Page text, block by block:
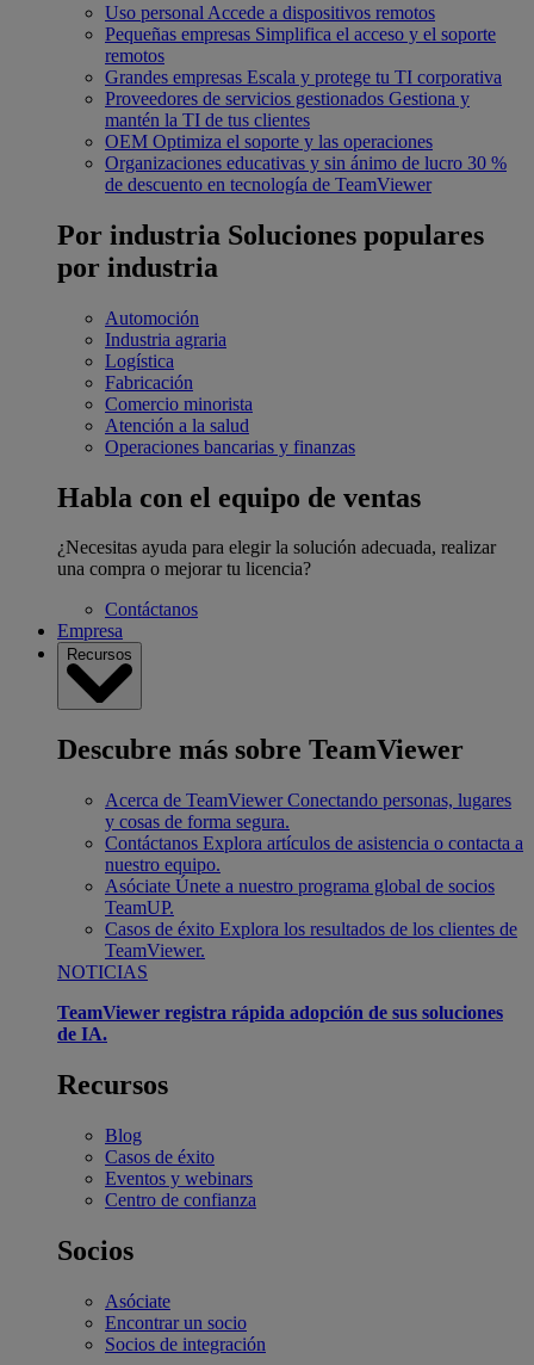
Uso personal Accede a dispositivos remotos
Pequeñas empresas Simplifica el acceso y el soporte
remotos
Grandes empresas Escala y protege tu TI corporativa
Proveedores de servicios gestionados Gestiona y
mantén la TI de tus clientes
OEM Optimiza el soporte y las operaciones
Organizaciones educativas y sin ánimo de lucro 30 %
de descuento en tecnología de TeamViewer
Por industria Soluciones populares
por industria
Automoción
Industria agraria
Logística
Fabricación
Comercio minorista
Atención a la salud
Operaciones bancarias y finanzas
Habla con el equipo de ventas
¿Necesitas ayuda para elegir la solución adecuada, realizar
una compra o mejorar tu licencia?
Contáctanos
Empresa
Recursos
Descubre más sobre TeamViewer
Acerca de TeamViewer Conectando personas, lugares
y cosas de forma segura.
Contáctanos Explora artículos de asistencia o contacta a
nuestro equipo.
Asóciate Únete a nuestro programa global de socios
TeamUP.
Casos de éxito Explora los resultados de los clientes de
TeamViewer.
NOTICIAS
TeamViewer registra rápida adopción de sus soluciones
de IA.
Recursos
Blog
Casos de éxito
Eventos y webinars
Centro de confianza
Socios
Asóciate
Encontrar un socio
Socios de integración